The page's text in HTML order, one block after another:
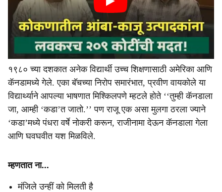
१९८० च्या दशकात अनेक विद्यार्थी उच्च शिक्षणासाठी अमेरिका आणि
कॅनडामध्ये गेले. एका बॅचच्या निरोप समारंभात, प्रवीण वायकोले या
विद्यार्थ्याने आपल्या भाषणात मिश्किलपणे म्हटले होते ‘‘तुम्ही कॅनडाला
जा, आम्ही ‘कडा’त जातो.’’ पण राजू एक असा मुलगा ठरला ज्याने
‘कडा’मध्ये पंधरा वर्षे नोकरी करून, राजीनामा देऊन कॅनडाला गेला
आणि घवघवीत यश मिळविले.
म्हणतात ना...
मंजिले उन्हीं को मिलती है